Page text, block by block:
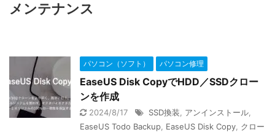
メンテナンス
パソコン（ソフト） パソコン修理
EaseUS Disk CopyでHDD／SSDクロー
ンを作成
2024/8/17 SSD換装 アンインストール
EaseUS Todo Backup EaseUS Disk Copy クロー